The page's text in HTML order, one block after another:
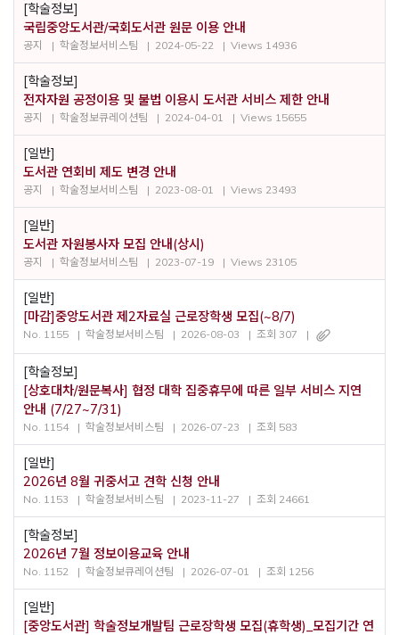
[학술정보]
국립중앙도서관/국회도서관 원문 이용 안내
공지 학술정보서비스팀 2024-05-22 Views 14936
[학술정보]
전자자원 공정이용 및 불법 이용시 도서관 서비스 제한 안내
공지 학술정보큐레이션팀 2024-04-01 Views 15655
[일반]
도서관 연회비 제도 변경 안내
공지 학술정보서비스팀 2023-08-01 Views 23493
[일반]
도서관 자원봉사자 모집 안내(상시)
공지 학술정보서비스팀 2023-07-19 Views 23105
[일반]
[마감]중앙도서관 제2자료실 근로장학생 모집(~8/7)
No. 1155 학술정보서비스팀 2026-08-03 조회 307
[학술정보]
[상호대차/원문복사] 협정 대학 집중휴무에 따른 일부 서비스 지연
안내 (7/27~7/31)
No. 1154 학술정보서비스팀 2026-07-23 조회 583
[일반]
2026년 8월 귀중서고 견학 신청 안내
No. 1153 학술정보서비스팀 2023-11-27 조회 24661
[학술정보]
2026년 7월 정보이용교육 안내
No. 1152 학술정보큐레이션팀 2026-07-01 조회 1256
[일반]
[중앙도서관] 학술정보개발팀 근로장학생 모집(휴학생)_모집기간 연